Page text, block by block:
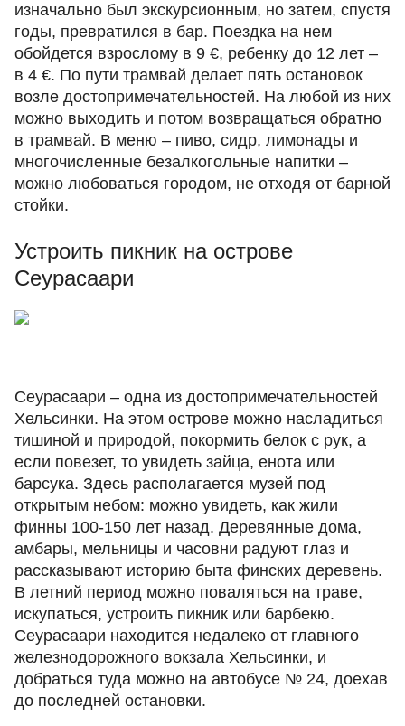
изначально был экскурсионным, но затем, спустя
годы, превратился в бар. Поездка на нем
обойдется взрослому в 9 €, ребенку до 12 лет –
в 4 €. По пути трамвай делает пять остановок
возле достопримечательностей. На любой из них
можно выходить и потом возвращаться обратно
в трамвай. В меню – пиво, сидр, лимонады и
многочисленные безалкогольные напитки –
можно любоваться городом, не отходя от барной
стойки.
Устроить пикник на острове
Сеурасаари
Сеурасаари – одна из достопримечательностей
Хельсинки. На этом острове можно насладиться
тишиной и природой, покормить белок с рук, а
если повезет, то увидеть зайца, енота или
барсука. Здесь располагается музей под
открытым небом: можно увидеть, как жили
финны 100-150 лет назад. Деревянные дома,
амбары, мельницы и часовни радуют глаз и
рассказывают историю быта финских деревень.
В летний период можно поваляться на траве,
искупаться, устроить пикник или барбекю.
Сеурасаари находится недалеко от главного
железнодорожного вокзала Хельсинки, и
добраться туда можно на автобусе № 24, доехав
до последней остановки.